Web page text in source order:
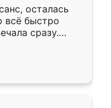
осталась
всё быстро
сразу.
подошёл к
Собрали
даже